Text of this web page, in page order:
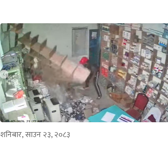
शनिबार, साउन २३, २०८३